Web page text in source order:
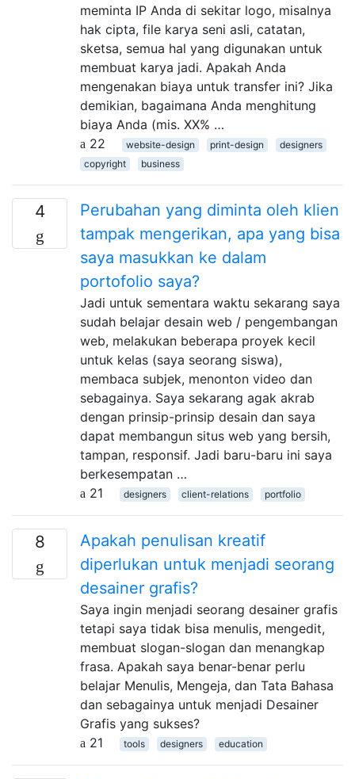
meminta IP Anda di sekitar logo, misalnya
hak cipta, file karya seni asli, catatan,
sketsa, semua hal yang digunakan untuk
membuat karya jadi. Apakah Anda
mengenakan biaya untuk transfer ini? Jika
demikian, bagaimana Anda menghitung
biaya Anda (mis. XX% …
22
website-design print-design
designers
copyright
business
4
Perubahan yang diminta oleh klien
tampak mengerikan, apa yang bisa
saya masukkan ke dalam
portofolio saya?
Jadi untuk sementara waktu sekarang saya
sudah belajar desain web / pengembangan
web, melakukan beberapa proyek kecil
untuk kelas (saya seorang siswa),
membaca subjek, menonton video dan
sebagainya. Saya sekarang agak akrab
dengan prinsip-prinsip desain dan saya
dapat membangun situs web yang bersih,
tampan, responsif. Jadi baru-baru ini saya
berkesempatan …
21
designers client-relations portfolio
8
Apakah penulisan kreatif
diperlukan untuk menjadi seorang
desainer grafis?
Saya ingin menjadi seorang desainer grafis
tetapi saya tidak bisa menulis, mengedit,
membuat slogan-slogan dan menangkap
frasa. Apakah saya benar-benar perlu
belajar Menulis, Mengeja, dan Tata Bahasa
dan sebagainya untuk menjadi Desainer
Grafis yang sukses?
21
tools designers education